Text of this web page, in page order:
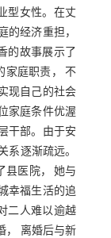
型女性。在丈
的经济重担，
的故事展示了
家庭职责， 不
现自己的社会
家庭条件优渥
干部。由于安
系逐渐疏远。
县医院， 她与
幸福生活的追
二人难以逾越
， 离婚后与新